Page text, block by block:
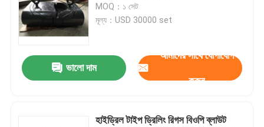
MOQ：১ সেট
মূল্য：USD 30000 set
ভালো দাম
আমাদের সাথে যোগাযোগ
করুন
হাইড্রিল টাইপ ড্রিলিং রিগস বিওপি ব্লাউট